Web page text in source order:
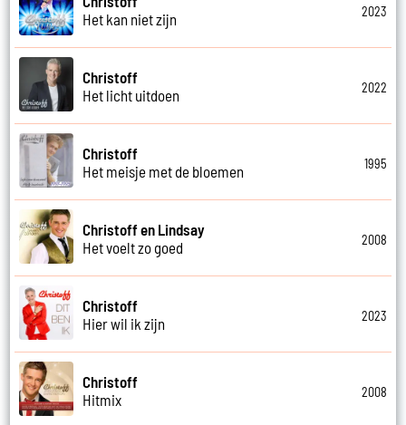
Het kan niet zijn
2023
Christoff
Het licht uitdoen
2022
Christoff
Het meisje met de bloemen
1995
Christoff en Lindsay
Het voelt zo goed
2008
Christoff
Hier wil ik zijn
2023
Christoff
Hitmix
2008